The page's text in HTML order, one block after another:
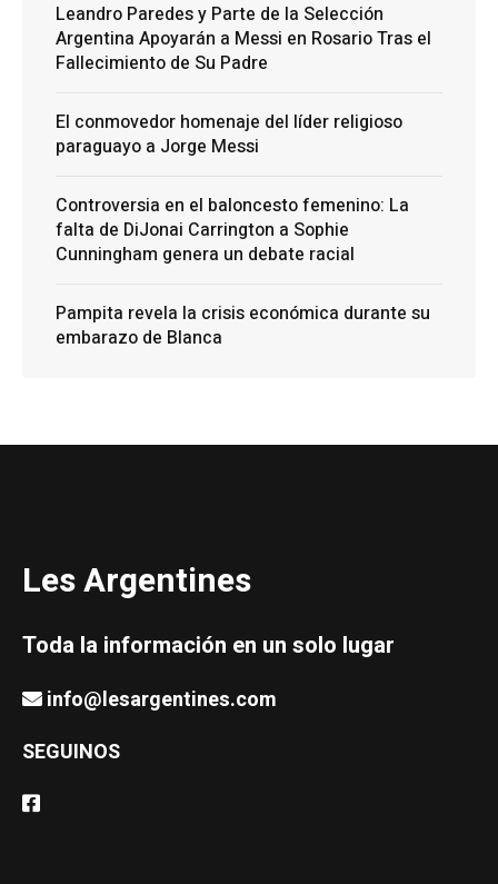
Leandro Paredes y Parte de la Selección
Argentina Apoyarán a Messi en Rosario Tras el
Fallecimiento de Su Padre
El conmovedor homenaje del líder religioso
paraguayo a Jorge Messi
Controversia en el baloncesto femenino: La
falta de DiJonai Carrington a Sophie
Cunningham genera un debate racial
Pampita revela la crisis económica durante su
embarazo de Blanca
Les Argentines
Toda la información en un solo lugar
info@lesargentines.com
SEGUINOS